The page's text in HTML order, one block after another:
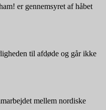
er gennemsyret af håbet
til afdøde og går ikke
mellem nordiske